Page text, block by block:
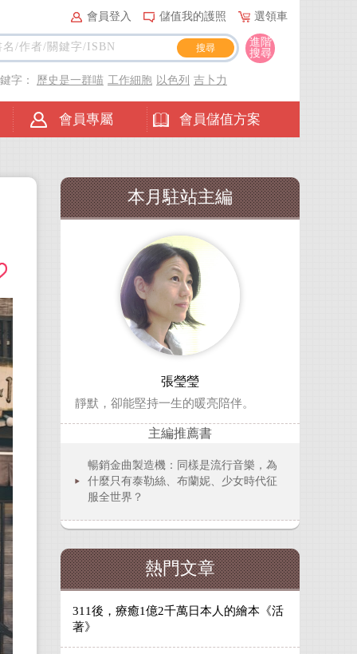
會員登入 儲值我的護照 選領車
會員專屬 會員儲值方案
進階
搜尋
字： 歷史是一群喵 工作細胞 以色列 吉卜力
本月駐站主編
張瑩瑩
靜默，卻能堅持一生的暖亮陪伴。
主編推薦書
暢銷金曲製造機：同樣是流行音樂，為
什麼只有泰勒絲、布蘭妮、少女時代征
服全世界？
熱門文章
311後，療癒1億2千萬日本人的繪本《活
著》